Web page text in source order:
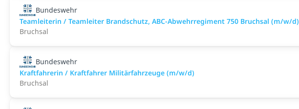
Bundeswehr
Teamleiterin / Teamleiter Brandschutz, ABC-Abwehrregiment 750 Bruchsal (m/w/d)
Bruchsal
Bundeswehr
Kraftfahrerin / Kraftfahrer Militärfahrzeuge (m/w/d)
Bruchsal